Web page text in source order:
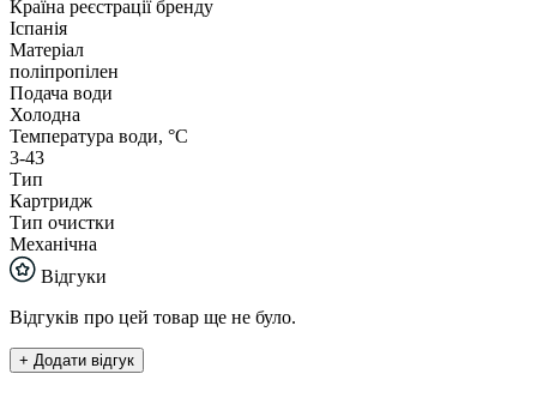
Країна реєстрації бренду
Іспанія
Матеріал
поліпропілен
Подача води
Холодна
Температура води, °С
3-43
Тип
Картридж
Тип очистки
Механічна
Відгуки
Відгуків про цей товар ще не було.
+ Додати відгук